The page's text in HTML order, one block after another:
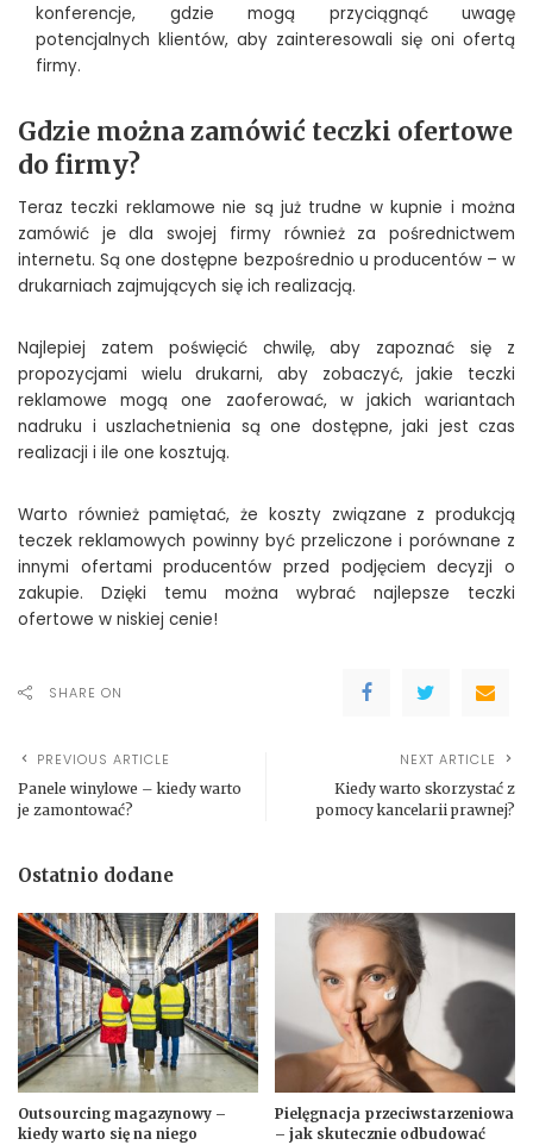
konferencje, gdzie mogą przyciągnąć uwagę
potencjalnych klientów, aby zainteresowali się oni ofertą
firmy.
Gdzie można zamówić teczki ofertowe
do firmy?
Teraz teczki reklamowe nie są już trudne w kupnie i można
zamówić je dla swojej firmy również za pośrednictwem
internetu. Są one dostępne bezpośrednio u producentów – w
drukarniach zajmujących się ich realizacją.
Najlepiej zatem poświęcić chwilę, aby zapoznać się z
propozycjami wielu drukarni, aby zobaczyć, jakie teczki
reklamowe mogą one zaoferować, w jakich wariantach
nadruku i uszlachetnienia są one dostępne, jaki jest czas
realizacji i ile one kosztują.
Warto również pamiętać, że koszty związane z produkcją
teczek reklamowych powinny być przeliczone i porównane z
innymi ofertami producentów przed podjęciem decyzji o
zakupie. Dzięki temu można wybrać najlepsze teczki
ofertowe w niskiej cenie!
SHARE ON
PREVIOUS ARTICLE
Panele winylowe – kiedy warto
je zamontować?
NEXT ARTICLE
Kiedy warto skorzystać z
pomocy kancelarii prawnej?
Ostatnio dodane
Outsourcing magazynowy –
kiedy warto się na niego
Pielęgnacja przeciwstarzeniowa
– jak skutecznie odbudować